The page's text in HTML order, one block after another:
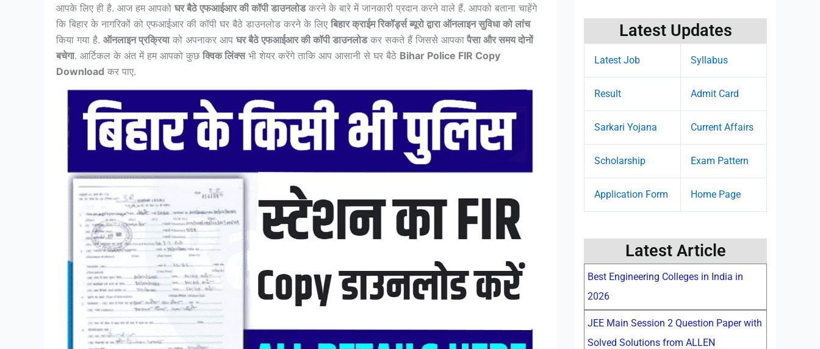
आपके लिए ही है. आज हम आपको घर बैठे एफआईआर की कॉपी डाउनलोडकरने के बारे में जानकारी प्रदान करने वाले हैं. आपको बताना चाहेंगे
कि बिहार के नागरिकों को एफआईआर की कॉपी घर बैठे डाउनलोड करने के लिए बिहार क्राईम रिकॉर्ड्स ब्यूरो द्वारा ऑनलाइन सुविधा को लांच
किया गया है. ऑनलाइन प्रक्रियाको अपनाकर आप घर बैठे एफआईआर की कॉपी डाउनलोडकर सकते हैं जिससे आपका पैसा और समय दोनों
बचेगा. आर्टिकल के अंत में हम आपको कुछ क्विक लिंक्सभी शेयर करेंगे ताकि आप आसानी से घर बैठे Bihar Police FIR Copy
Download कर पाए.
Latest Updates
Latest Job Syllabus
Result Admit Card
Sarkari Yojana Current Affairs
Scholarship Exam Pattern
Application Form Home Page
Latest Article
Best Engineering Colleges in India in
2026
JEE Main Session 2 Question Paper with
Solved Solutions from ALLEN